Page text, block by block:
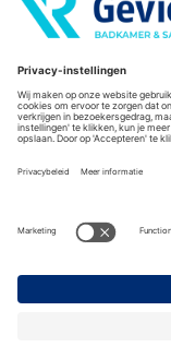
Vind een
* Bestellingen geplaatst in
Cookies
Algemene